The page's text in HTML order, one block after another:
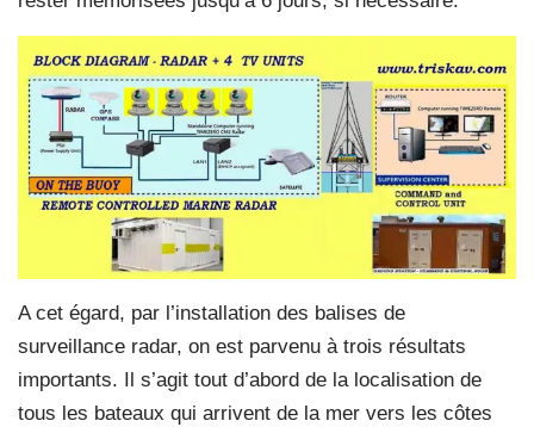
A cet égard, par l’installation des balises de
surveillance radar, on est parvenu à trois résultats
importants. Il s’agit tout d’abord de la localisation de
tous les bateaux qui arrivent de la mer vers les côtes